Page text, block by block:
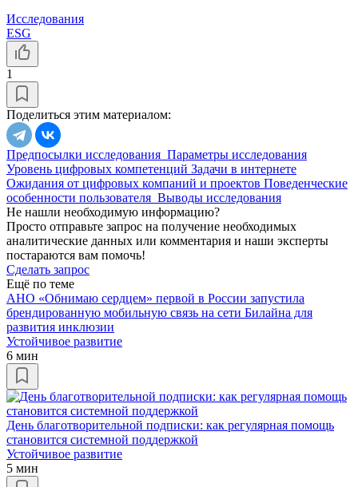
Исследования
ESG
1
Поделиться этим материалом:
Предпосылки исследования Параметры исследования
Уровень цифровых компетенций Задачи в интернете
Ожидания от цифровых компаний и проектов Поведенческие
особенности пользователя Выводы исследования
Не нашли необходимую информацию?
Просто отправьте запрос на получение необходимых
аналитические данных или комментария и наши эксперты
постараются вам помочь!
Сделать запрос
Ещё по теме
АНО «Обнимаю сердцем» первой в России запустила
брендированную мобильную связь на сети Билайна для
развития инклюзии
Устойчивое развитие
6 мин
День благотворительной подписки: как регулярная помощь
становится системной поддержкой
Устойчивое развитие
5 мин